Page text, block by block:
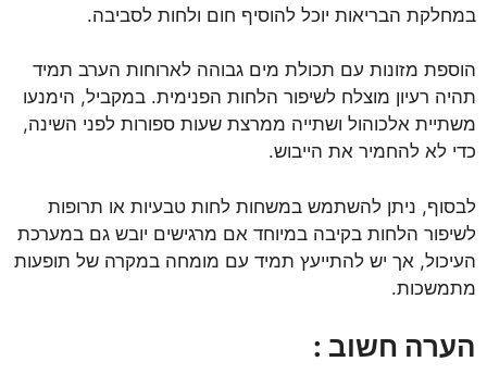
במחלקת הבריאות יוכל להוסיף חום ולחות לסביבה.
הוספת מזונות עם תכולת מים גבוהה לארוחות הערב תמיד
תהיה רעיון מוצלח לשיפור הלחות הפנימית. במקביל, הימנעו
משתיית אלכוהול ושתייה ממרצת שעות ספורות לפני השינה,
כדי לא להחמיר את הייבוש.
לבסוף, ניתן להשתמש במשחות לחות טבעיות או תרופות
לשיפור הלחות בקיבה במיוחד אם מרגישים יובש גם במערכת
העיכול, אך יש להתייעץ תמיד עם מומחה במקרה של תופעות
מתמשכות.
הערה חשוב :